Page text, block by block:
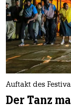
Auftakt des
Der Tanz